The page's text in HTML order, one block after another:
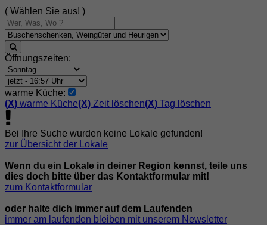
( Wählen Sie aus! )
Öffnungszeiten:
warme Küche:
(X) warme Küche(X) Zeit löschen(X) Tag löschen
Bei Ihre Suche wurden keine Lokale gefunden!
zur Übersicht der Lokale
Wenn du ein Lokale in deiner Region kennst, teile uns
dies doch bitte über das Kontaktformular mit!
zum Kontaktformular
oder halte dich immer auf dem Laufenden
immer am laufenden bleiben mit unserem Newsletter